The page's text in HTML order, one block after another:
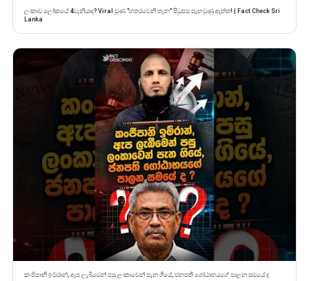
ලංකාව ලෝකයේ 4වැනියාද? Viral වුණ "හතරවෙනි තැන" පිටුපස සැඟවුණු ඇත්ත! | Fact Check Sri
Lanka
කංජිපානි ඉම්රාන්, ඇප ලැබීමෙන් පසු ලංකාවෙන් පැන ගියේ, ජනපති ගෝඨාභයගේ පාලන සමයේ ද